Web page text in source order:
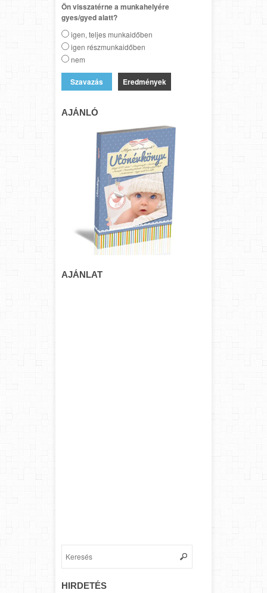
Ön visszatérne a munkahelyére
gyes/gyed alatt?
igen, teljes munkaidőben
igen részmunkaidőben
nem
Eredmények
AJÁNLÓ
AJÁNLAT
HIRDETÉS